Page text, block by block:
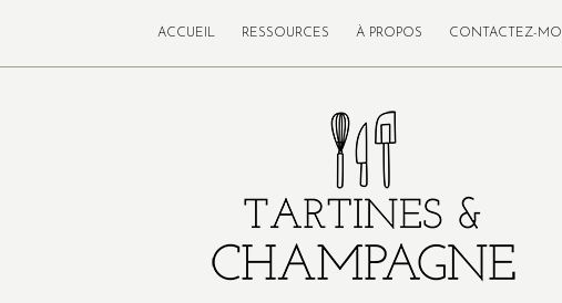
ACCUEIL RESSOURCES À PROPOS CONTACTEZ-MOI